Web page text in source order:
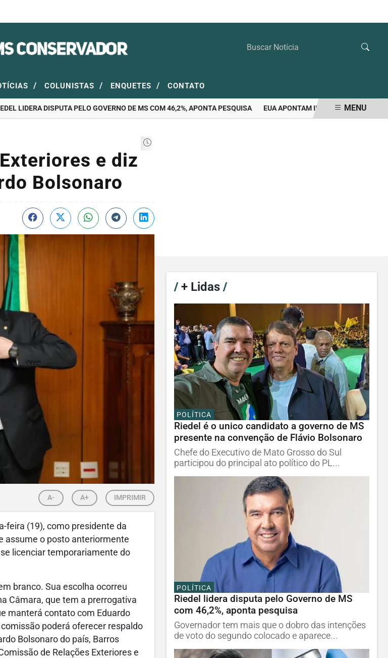
/ COLUNISTAS / ENQUETES / CONTATO
LIDERA DISPUTA PELO GOVERNO DE MS COM 46,2%, APONTA PESQUISA EUA APONTAM INDÍCIOS DE POSSÍVEL
MENU
e diz
Bolsonaro
A- A+ IMPRIMIR
feira (19), como presidente da
assume o posto anteriormente
licenciar temporariamente do
branco. Sua escolha ocorreu
Câmara, que tem a prerrogativa
manterá contato com Eduardo
poderá oferecer respaldo
Bolsonaro do país, Barros
de Relações Exteriores e
/+ Lidas /
POLÍTICA
Riedel é o unico candidato a governo de MS
presente na convenção de Flávio Bolsonaro
Chefe do Executivo de Mato Grosso do Sul
participou do principal ato político do PL...
POLÍTICA
Riedel lidera disputa pelo Governo de MS
com 46,2%, aponta pesquisa
Governador tem mais que o dobro das intenções
de voto do segundo colocado e aparece...